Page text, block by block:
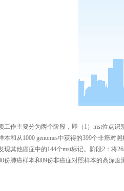
工作主要分为两个阶段，即（ 1 ） mst位点识
本和从1000 genomes中获得的399个非癌对
现其他癌症中的144个mst标记。阶段2 ：将
份肺癌样本和89份非癌症对照样本的高深度